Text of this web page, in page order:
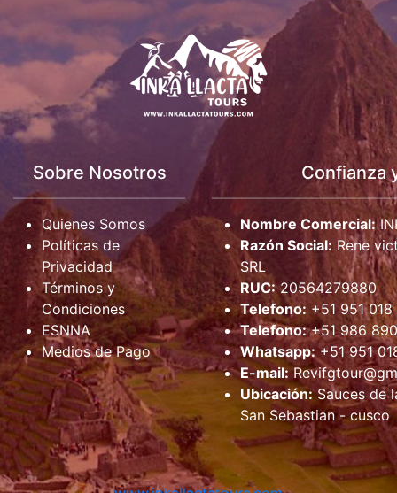
Sobre Nosotros
Quienes Somos
Políticas de
Privacidad
Términos y
Condiciones
ESNNA
Medios de Pago
Confianza
Nombre Comercial:
Razón Social: Rene
SRL
RUC:20564279880
Telefono: +51 951 018
Telefono:+51 986
Whatsapp:+51 951
E-mail:
Ubicación:Sauces de
San Sebastian - cusco